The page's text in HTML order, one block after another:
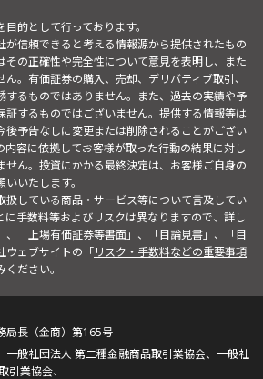
的として行っております。
が信頼できると考える情報源から提供されたもの
その正確性や完全性について意見を表明し、また
。有価証券の購入、売却、デリバティブ取引、
するものではありません。また、過去の実績や予
証するものではございません。提供する情報等は
後予告なしに変更または削除されることがござい
内容に依拠してお客様が取った行動の結果に対し
せん。投資にかかる最終決定は、お客様ご自身の
いたします。
扱している商品・サービス等について言及してい
に手数料等およびリスクは異なりますので、詳し
、「上場有価証券等書面」、「目論見書」、「目
ウェブサイトの「リスク・手数料などの重要事項
ださい。
長（金商）第165号
一般社団法人 第二種金融商品取引業協会、一般社
引業協会、